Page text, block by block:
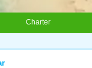
Charter